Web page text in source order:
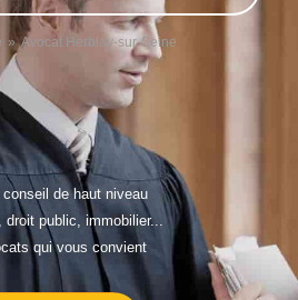
Avocat Herblay-sur-Seine
de haut niveau
droit public, immobilier...
qui vous convient